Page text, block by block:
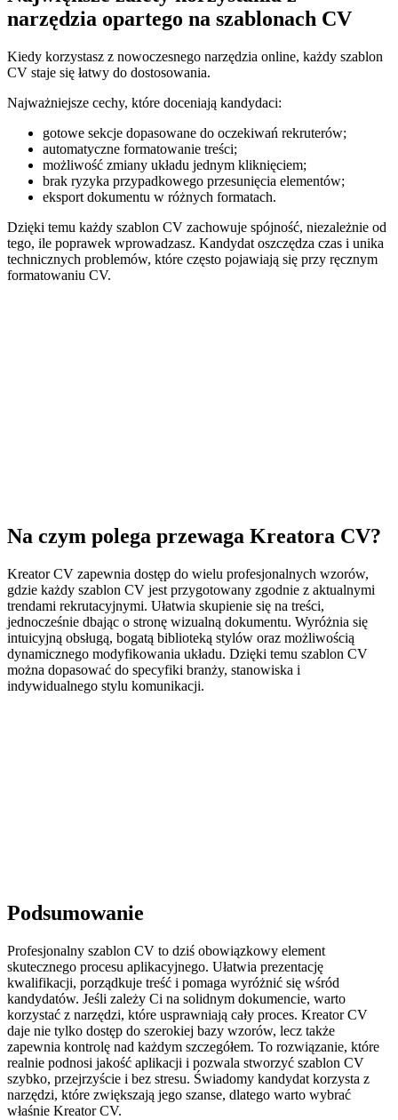
narzędzia opartego na szablonach CV
Kiedy korzystasz z nowoczesnego narzędzia online, każdy szablon
CV staje się łatwy do dostosowania.
Najważniejsze cechy, które doceniają kandydaci:
gotowe sekcje dopasowane do oczekiwań rekruterów;
automatyczne formatowanie treści;
możliwość zmiany układu jednym kliknięciem;
brak ryzyka przypadkowego przesunięcia elementów;
eksport dokumentu w różnych formatach.
Dzięki temu każdy szablon CV zachowuje spójność, niezależnie od
tego, ile poprawek wprowadzasz. Kandydat oszczędza czas i unika
technicznych problemów, które często pojawiają się przy ręcznym
formatowaniu CV.
Na czym polega przewaga Kreatora CV?
Kreator CV zapewnia dostęp do wielu profesjonalnych wzorów,
gdzie każdy szablon CV jest przygotowany zgodnie z aktualnymi
trendami rekrutacyjnymi. Ułatwia skupienie się na treści,
jednocześnie dbając o stronę wizualną dokumentu. Wyróżnia się
intuicyjną obsługą, bogatą biblioteką stylów oraz możliwością
dynamicznego modyfikowania układu. Dzięki temu szablon CV
można dopasować do specyfiki branży, stanowiska i
indywidualnego stylu komunikacji.
Podsumowanie
Profesjonalny szablon CV to dziś obowiązkowy element
skutecznego procesu aplikacyjnego. Ułatwia prezentację
kwalifikacji, porządkuje treść i pomaga wyróżnić się wśród
kandydatów. Jeśli zależy Ci na solidnym dokumencie, warto
korzystać z narzędzi, które usprawniają cały proces. Kreator CV
daje nie tylko dostęp do szerokiej bazy wzorów, lecz także
zapewnia kontrolę nad każdym szczegółem. To rozwiązanie, które
realnie podnosi jakość aplikacji i pozwala stworzyć szablon CV
szybko, przejrzyście i bez stresu. Świadomy kandydat korzysta z
narzędzi, które zwiększają jego szanse, dlatego warto wybrać
właśnie Kreator CV.